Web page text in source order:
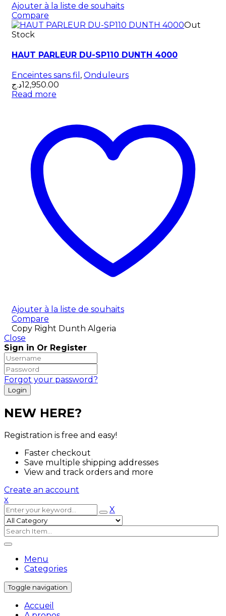
Ajouter à la liste de souhaits
Compare
Out
Stock
HAUT PARLEUR DU-SP110 DUNTH 4000
Enceintes sans fil , Onduleurs
12,950.00د.ج
Read more
Ajouter à la liste de souhaits
Compare
Copy Right Dunth Algeria
Close
Sign in Or Register
Forgot your password?
NEW HERE?
Registration is free and easy!
Faster checkout
Save multiple shipping addresses
View and track orders and more
Create an account
x
X
Menu
Categories
Toggle navigation
Accueil